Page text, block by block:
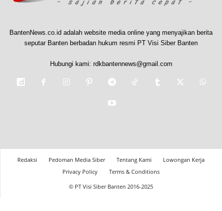
BantenNews.co.id adalah website media online yang menyajikan berita
seputar Banten berbadan hukum resmi PT Visi Siber Banten
Hubungi kami: rdkbantennews@gmail.com
Redaksi Pedoman Media Siber Tentang Kami
Lowongan Kerja
Privacy Policy
Terms & Conditions
© PT Visi Siber Banten 2016-2025